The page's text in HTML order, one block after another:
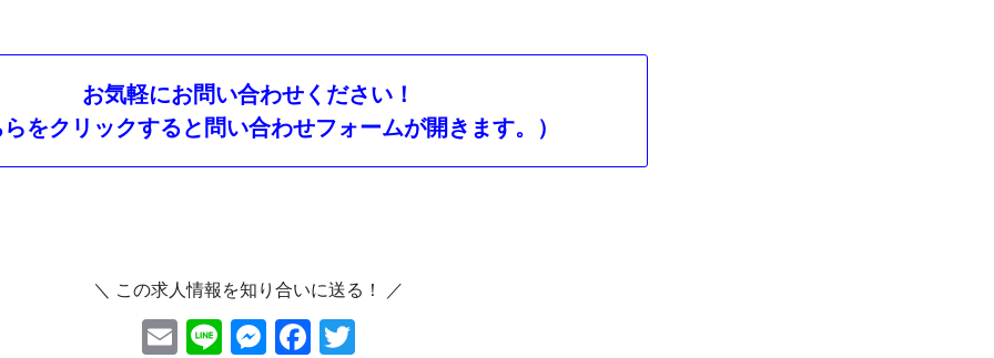
お気軽にお問い合わせください！
をクリックすると問い合わせフォームが開きます。）
＼ この求人情報を知り合いに送る！ ／
E
Li M F